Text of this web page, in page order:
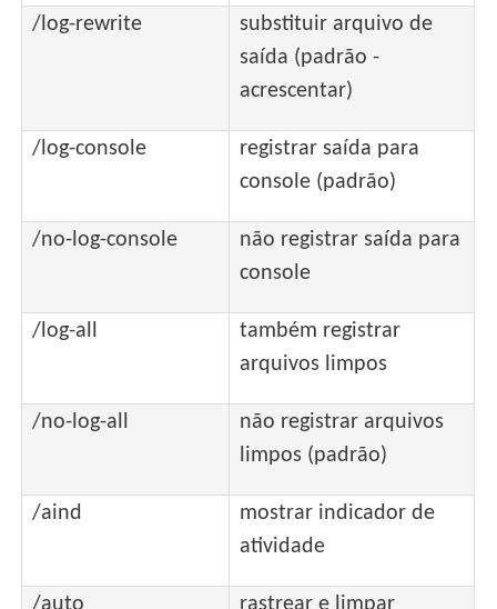
/log-rewrite
substituir arquivo de
saída (padrão -
acrescentar)
/log-console
registrar saída para
console (padrão)
/no-log-console
não registrar saída para
console
/log-all
também registrar
arquivos limpos
/no-log-all
não registrar arquivos
limpos (padrão)
/aind
mostrar indicador de
atividade